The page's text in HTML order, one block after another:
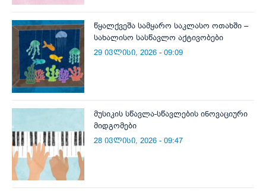
წყალქვეშა სამყარო საკლასო ოთახში –
სახალისო სასწავლო აქტივობები
29 ივლისი, 2026 - 09:09
მუსიკის სწავლა-სწავლების ინოვაციური
მიდგომები
28 ივლისი, 2026 - 09:47